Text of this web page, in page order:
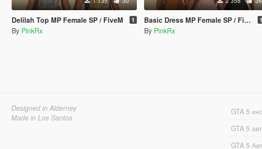
Delilah Top MP Female SP / FiveM 1
By PinkRx
Basic Dress MP Female SP / FiveM
By PinkRx
Designed in Alderney
Made in Los Santos
GTA 5
GTA 5
GTA 5